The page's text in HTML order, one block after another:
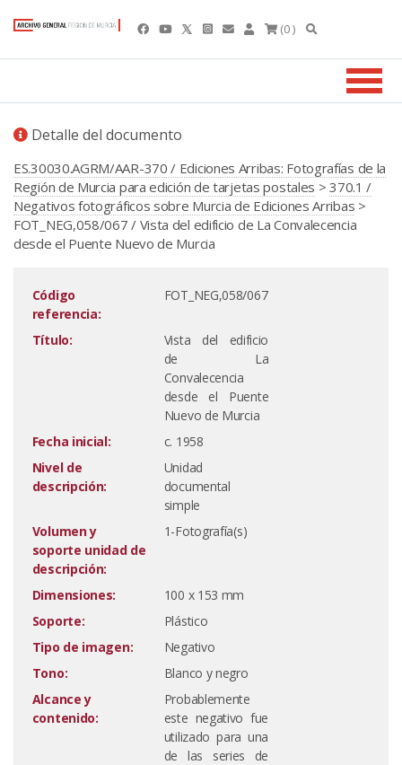
(0 )
Detalle del documento
ES.30030.AGRM/AAR-370 / Ediciones Arribas: Fotografías de la
Región de Murcia para edición de tarjetas postales >370.1 /
Negativos fotográficos sobre Murcia de Ediciones Arribas >
FOT_NEG,058/067 / Vista del edificio de La Convalecencia
desde el Puente Nuevo de Murcia
Código
referencia:
FOT_NEG,058/067
Título:
Vista del edificio
de La
Convalecencia
desde el Puente
Nuevo de Murcia
Fecha inicial:
c. 1958
Nivel de
descripción:
Unidad
documental
simple
Volumen y
soporte unidad de
descripción:
1-Fotografía(s)
Dimensiones:
100 x 153 mm
Soporte:
Plástico
Tipo de imagen:
Negativo
Tono:
Blanco y negro
Alcance y
contenido:
Probablemente
este negativo fue
utilizado para una
de las series de